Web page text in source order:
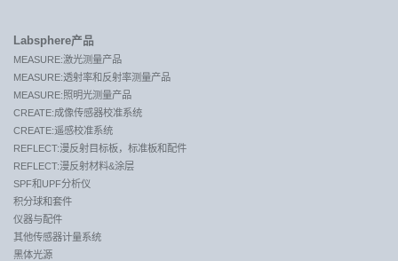
Labsphere产品
MEASURE:激光测量产品
MEASURE:透射率和反射率测量产品
MEASURE:照明光测量产品
CREATE:成像传感器校准系统
CREATE:遥感校准系统
REFLECT:漫反射目标板，标准板和配件
REFLECT:漫反射材料&涂层
SPF和UPF分析仪
积分球和套件
仪器与配件
其他传感器计量系统
黑体光源